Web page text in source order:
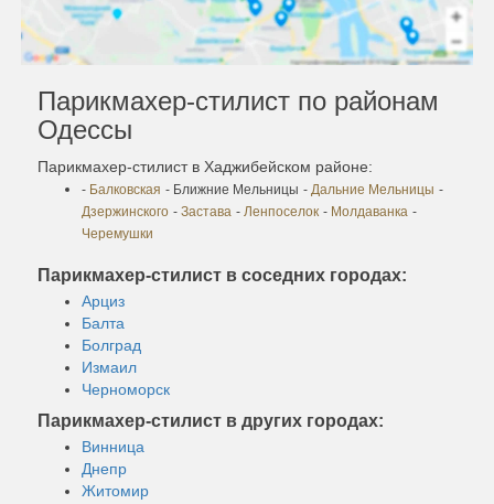
Парикмахер-стилист по районам
Одессы
Парикмахер-стилист в Хаджибейском районе:
- Балковская - Ближние Мельницы - Дальние Мельницы -
Дзержинского - Застава - Ленпоселок - Молдаванка -
Черемушки
Парикмахер-стилист в соседних городах:
Арциз
Балта
Болград
Измаил
Черноморск
Парикмахер-стилист в других городах:
Винница
Днепр
Житомир